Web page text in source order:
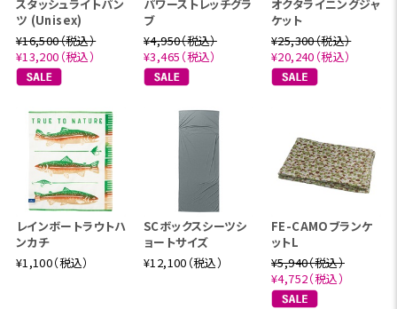
スタッシュライトパン
ツ (Unisex)
¥16,500（税込）
¥13,200（税込）
パワーストレッチグラ
ブ
¥4,950（税込）
¥3,465（税込）
オクタライニングジャ
ケット
¥25,300（税込）
¥20,240（税込）
レインボートラウトハ
ンカチ
¥1,100（税込）
SCボックスシーツシ
ョートサイズ
¥12,100（税込）
FE-CAMOブランケ
ットL
¥5,940（税込）
¥4,752（税込）